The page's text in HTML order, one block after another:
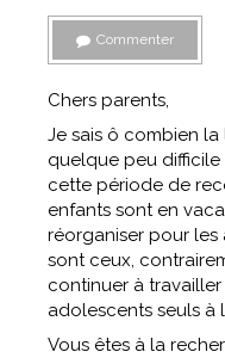
Commenter
Chers parents,
Je sais ô combien
quelque peu difficile
cette période de
enfants sont en
réorganiser pour
sont ceux,
continuer à
adolescents seuls à
Vous êtes à la